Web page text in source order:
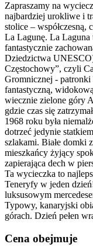
Zapraszamy na
najbardziej urokliwe i
stolice –
La Lagunę. La Laguna
fantastycznie
Dziedzictwa
Częstochowy”, czyli
Gromnicznej - patronki
fantastyczną,
wiecznie zielone góry
gdzie czas się
1968 roku była
dotrzeć jedynie
szlakami. Białe domki
mieszkańcy żyjący
zapierająca dech w
Ta wycieczka to
Teneryfy w jeden
luksusowym
Typowy, kanaryjski
górach. Dzień pełen
Cena obejmuje